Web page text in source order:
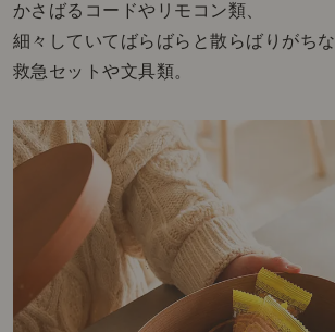
かさばるコードやリモコン類、
細々していてばらばらと散らばりがちな
救急セットや文具類。